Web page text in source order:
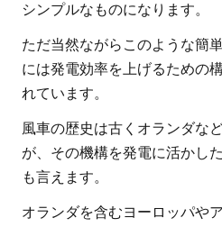
つく
られ
る？
2.1
着床
式洋
上風
電所
シンプルなものになります。
ただ当然ながらこのような簡
には発電効率を上げるための
れています。
風車の歴史は古くオランダな
が、その機構を発電に活かし
も言えます。
オランダを含むヨーロッパや